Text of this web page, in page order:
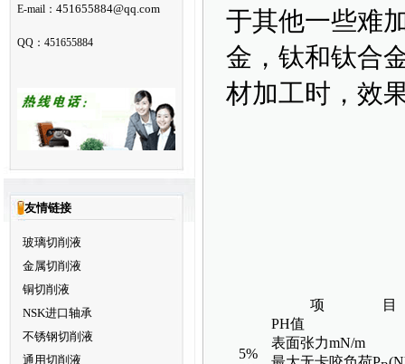
E-mail： 451655884@qq.com
QQ：451655884
友情链接
玻璃切削液
金属切削液
铜切削液
NSK进口轴承
不锈钢切削液
通用切削液
于其他一些难
金，钛和钛合
材加工时，效
项 目
5%
PH值
表面张力mN/m